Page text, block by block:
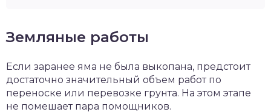
Земляные работы
Если заранее яма не была выкопана, предстоит
достаточно значительный объем работ по
переноске или перевозке грунта. На этом этапе
не помешает пара помощников.